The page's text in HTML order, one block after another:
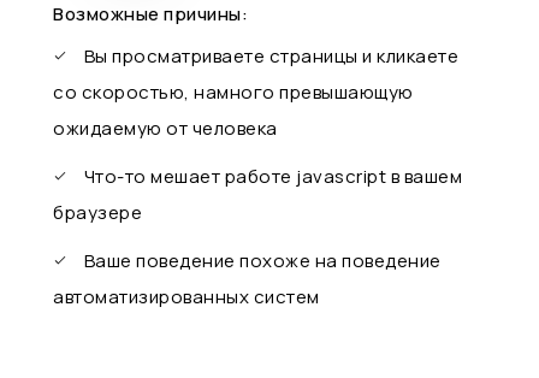
Возможные причины:
Вы просматриваете страницы и кликаете
со скоростью, намного превышающую
ожидаемую от человека
Что-то мешает работе javascript в вашем
браузере
Ваше поведение похоже на поведение
автоматизированных систем